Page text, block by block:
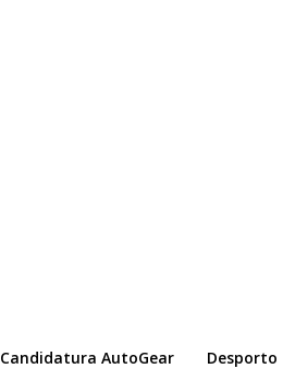
Candidatura AutoGear